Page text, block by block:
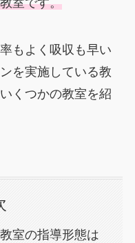
室です。
もよく吸収も早い
を実施している教
くつかの教室を紹
室の指導形態は